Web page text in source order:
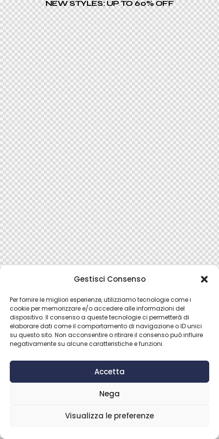
Gestisci Consenso
Per fornire le migliori esperienze, utilizziamo tecnologie come i
cookie per memorizzare e/o accedere alle informazioni del
dispositivo. Il consenso a queste tecnologie ci permetterà di
elaborare dati come il comportamento di navigazione o ID unici
su questo sito. Non acconsentire o ritirare il consenso può influire
negativamente su alcune caratteristiche e funzioni.
Accetta
Nega
Visualizza le preferenze
NEW STYLES: UP TO 60% OFF